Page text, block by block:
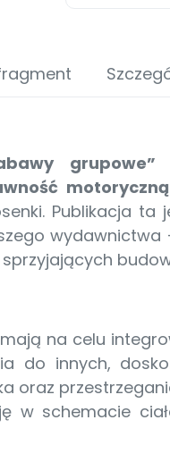
Publikacja ta
na celu
do innych,
oraz
w schemacie